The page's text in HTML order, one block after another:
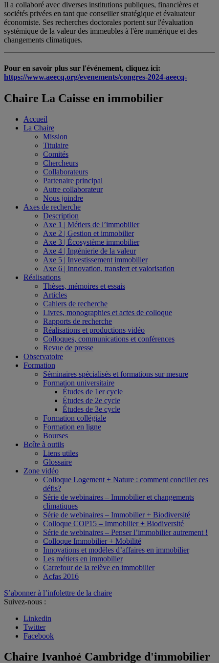
Il a collaboré avec diverses institutions publiques, financières et
sociétés privées en tant que conseiller stratégique et évaluateur
économiste. Ses recherches doctorales portent sur l'évaluation
systémique de la valeur des immeubles à l'ère numérique et des
changements climatiques.
Pour en savoir plus sur l'événement, cliquez ici:
https://www.aeecq.org/evenements/congres-2024-aeecq-
Chaire La Caisse en immobilier
Accueil
La Chaire
Mission
Titulaire
Comités
Chercheurs
Collaborateurs
Partenaire principal
Autre collaborateur
Nous joindre
Axes de recherche
Description
Axe 1 | Métiers de l’immobilier
Axe 2 | Gestion et immobilier
Axe 3 | Écosystème immobilier
Axe 4 | Ingénierie de la valeur
Axe 5 | Investissement immobilier
Axe 6 | Innovation, transfert et valorisation
Réalisations
Thèses, mémoires et essais
Articles
Cahiers de recherche
Livres, monographies et actes de colloque
Rapports de recherche
Réalisations et productions vidéo
Colloques, communications et conférences
Revue de presse
Observatoire
Formation
Séminaires spécialisés et formations sur mesure
Formation universitaire
Études de 1er cycle
Études de 2e cycle
Études de 3e cycle
Formation collégiale
Formation en ligne
Bourses
Boîte à outils
Liens utiles
Glossaire
Zone vidéo
Colloque Logement + Nature : comment concilier ces
défis?
Série de webinaires – Immobilier et changements
climatiques
Série de webinaires – Immobilier + Biodiversité
Colloque COP15 – Immobilier + Biodiversité
Série de webinaires – Penser l’immobilier autrement !
Colloque Immobilier + Mobilité
Innovations et modèles d’affaires en immobilier
Les métiers en immobilier
Carrefour de la relève en immobilier
Acfas 2016
S’abonner à l’infolettre de la chaire
Suivez-nous :
Linkedin
Twitter
Facebook
Chaire Ivanhoé Cambridge d'immobilier